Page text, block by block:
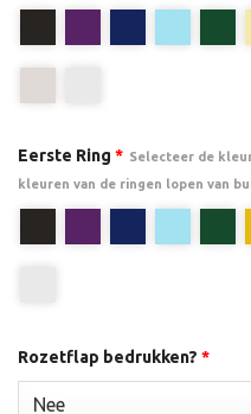
Eerste Ring * Selecteer de
kleuren van de ringen lopen van
Rozetflap bedrukken? *